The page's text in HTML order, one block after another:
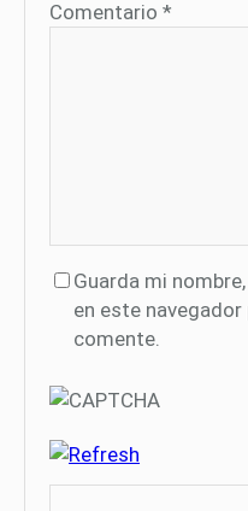
Comentario *
Guarda mi
en este
comente.